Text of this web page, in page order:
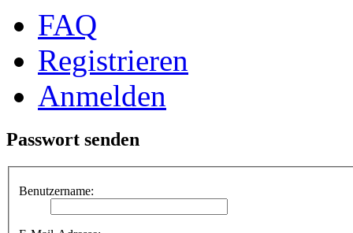
FAQ
Registrieren
Anmelden
Passwort senden
Benutzername: